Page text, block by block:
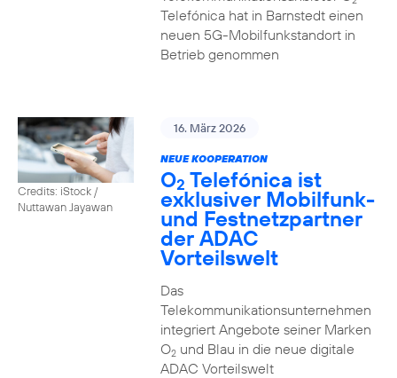
Telefónica hat in Barnstedt einen
neuen 5G-Mobilfunkstandort in
Betrieb genommen
Credits: iStock /
Nuttawan Jayawan
16. März 2026
NEUE KOOPERATION
O2 Telefónica ist
exklusiver Mobilfunk-
und Festnetzpartner
der ADAC
Vorteilswelt
Das
Telekommunikationsunternehmen
integriert Angebote seiner Marken
O2und Blau in die neue digitale
ADAC Vorteilswelt